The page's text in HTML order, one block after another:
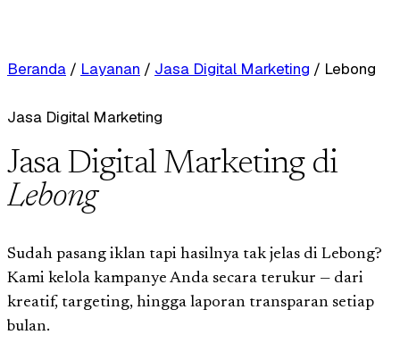
Beranda / Layanan / Jasa Digital Marketing / Lebong
Jasa Digital Marketing
Jasa Digital Marketing di
Lebong
Sudah pasang iklan tapi hasilnya tak jelas di Lebong?
Kami kelola kampanye Anda secara terukur — dari
kreatif, targeting, hingga laporan transparan setiap
bulan.